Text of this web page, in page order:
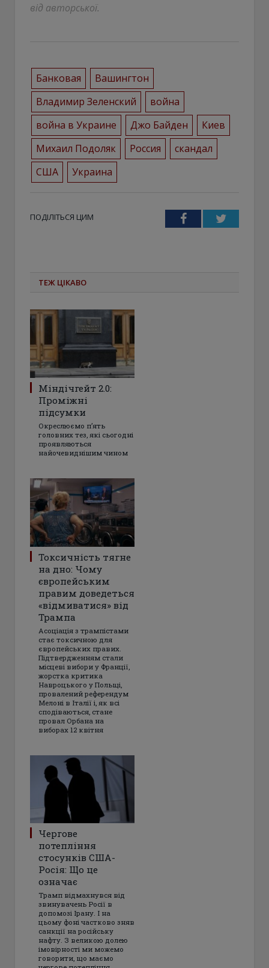
від авторської.
Банковая
Вашингтон
Владимир Зеленский
война
война в Украине
Джо Байден
Киев
Михаил Подоляк
Россия
скандал
США
Украина
ПОДІЛІТЬСЯ ЦИМ FacebookTwitter
ТЕЖ ЦІКАВО
Міндічгейт 2.0:
Проміжні
підсумки
Окреслюємо пʼять
головних тез, які сьогодні
проявляються
найочевиднішим чином
Токсичність тягне
на дно: Чому
європейським
правим доведеться
«відмиватися» від
Трампа
Асоціація з трампістами
стає токсичною для
європейських правих.
Підтвердженням стали
місцеві вибори у Франції,
жорстка критика
Навроцького у Польщі,
провалений референдум
Мелоні в Італії і, як всі
сподіваються, стане
провал Орбана на
виборах 12 квітня
Чергове
потепління
стосунків США-
Росія: Що це
означає
Трамп відмахнувся від
звинувачень Росії в
допомозі Ірану. І на
цьому фоні частково зняв
санкції на російську
нафту. З великою долею
імовірності ми можемо
говорити, що маємо